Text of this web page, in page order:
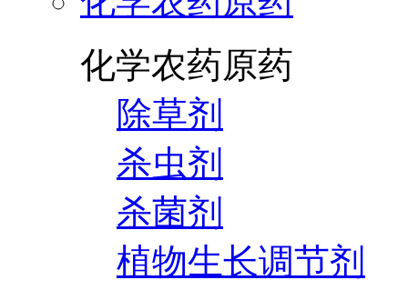
化学农药原药
除草剂
杀虫剂
杀菌剂
植物生长调节剂